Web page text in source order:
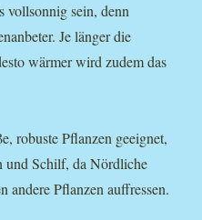
vollsonnig sein, denn
Je länger die
wärmer wird zudem das
robuste Pflanzen geeignet,
und Schilf, da Nördliche
andere Pflanzen auffressen.